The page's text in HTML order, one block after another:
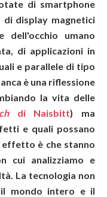
di smartphone
display magnetici
dell'occhio umano
di applicazioni in
e parallele di tipo
è una riflessione
la vita delle
di Naisbitt) ma
e quali possano
effetto è che stanno
cui analizziamo e
La tecnologia non
mondo intero e il